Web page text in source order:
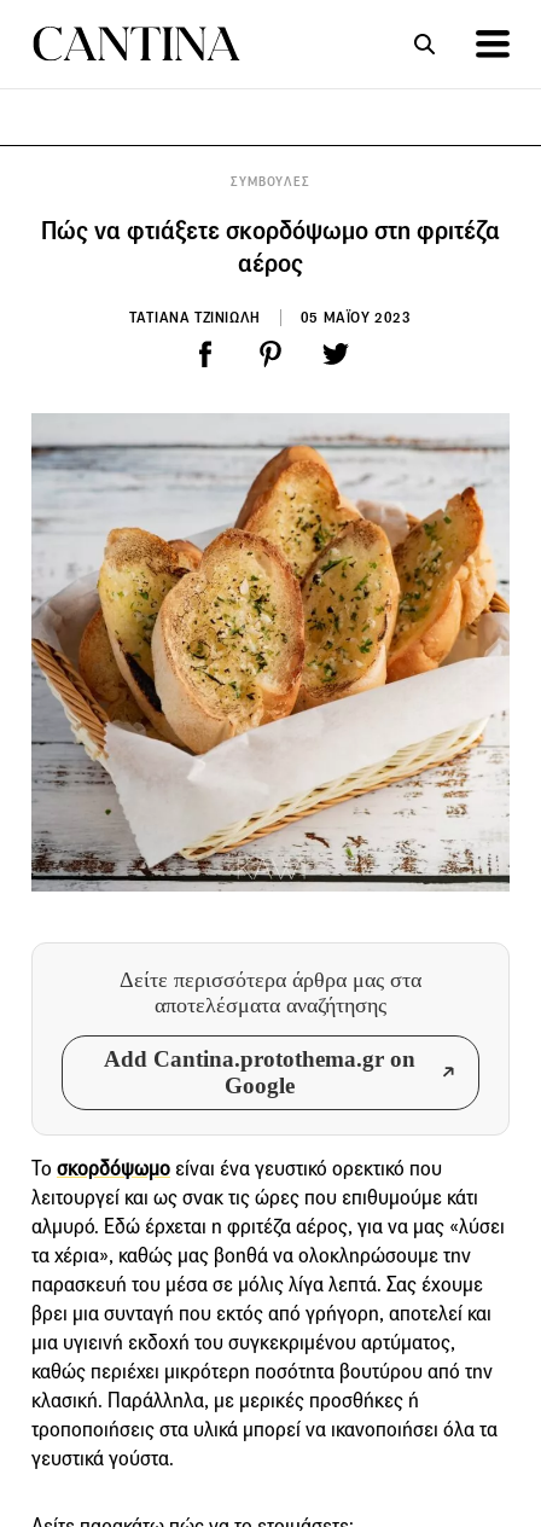
ΣΥΜΒΟΥΛΕΣ
Πώς να φτιάξετε σκορδόψωμο στη φριτέζα
αέρος
ΤΑΤΙΑΝΑ ΤΖΙΝΙΩΛΗ 05 ΜΑΪΟΥ 2023
Δείτε περισσότερα άρθρα μας στα
αποτελέσματα αναζήτησης
Add Cantina.protothema.gr on
Google
Το σκορδόψωμο είναι ένα γευστικό ορεκτικό που
λειτουργεί και ως σνακ τις ώρες που επιθυμούμε κάτι
αλμυρό. Εδώ έρχεται η φριτέζα αέρος, για να μας «λύσει
τα χέρια», καθώς μας βοηθά να ολοκληρώσουμε την
παρασκευή του μέσα σε μόλις λίγα λεπτά. Σας έχουμε
βρει μια συνταγή που εκτός από γρήγορη, αποτελεί και
μια υγιεινή εκδοχή του συγκεκριμένου αρτύματος,
καθώς περιέχει μικρότερη ποσότητα βουτύρου από την
κλασική. Παράλληλα, με μερικές προσθήκες ή
τροποποιήσεις στα υλικά μπορεί να ικανοποιήσει όλα τα
γευστικά γούστα.